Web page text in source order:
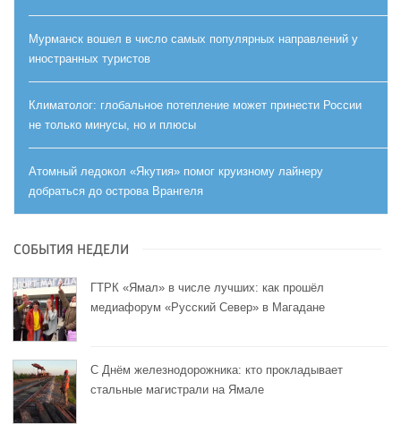
Мурманск вошел в число самых популярных направлений у
иностранных туристов
Климатолог: глобальное потепление может принести России
не только минусы, но и плюсы
Атомный ледокол «Якутия» помог круизному лайнеру
добраться до острова Врангеля
СОБЫТИЯ НЕДЕЛИ
ГТРК «Ямал» в числе лучших: как прошёл
медиафорум «Русский Север» в Магадане
С Днём железнодорожника: кто прокладывает
стальные магистрали на Ямале